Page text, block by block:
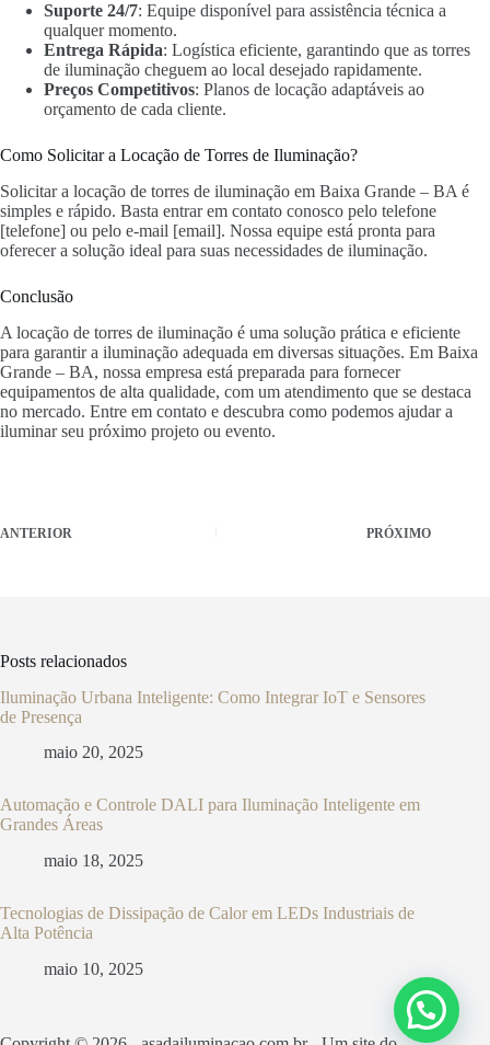
Suporte 24/7: Equipe disponível para assistência técnica a
qualquer momento.
Entrega Rápida: Logística eficiente, garantindo que as torres
de iluminação cheguem ao local desejado rapidamente.
Preços Competitivos: Planos de locação adaptáveis ao
orçamento de cada cliente.
Como Solicitar a Locação de Torres de Iluminação?
Solicitar a locação de torres de iluminação em Baixa Grande – BA é
simples e rápido. Basta entrar em contato conosco pelo telefone
[telefone] ou pelo e-mail [email]. Nossa equipe está pronta para
oferecer a solução ideal para suas necessidades de iluminação.
Conclusão
A locação de torres de iluminação é uma solução prática e eficiente
para garantir a iluminação adequada em diversas situações. Em Baixa
Grande – BA, nossa empresa está preparada para fornecer
equipamentos de alta qualidade, com um atendimento que se destaca
no mercado. Entre em contato e descubra como podemos ajudar a
iluminar seu próximo projeto ou evento.
ANTERIOR PRÓXIMO
Posts relacionados
Iluminação Urbana Inteligente: Como Integrar IoT e Sensores
de Presença
maio 20, 2025
Automação e Controle DALI para Iluminação Inteligente em
Grandes Áreas
maio 18, 2025
Tecnologias de Dissipação de Calor em LEDs Industriais de
Alta Potência
maio 10, 2025